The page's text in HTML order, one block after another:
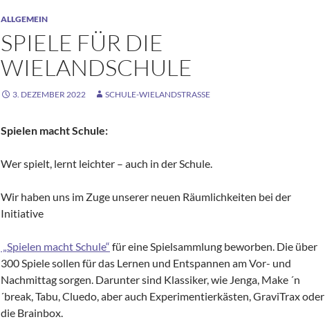
ALLGEMEIN
SPIELE FÜR DIE
WIELANDSCHULE
3. DEZEMBER 2022 SCHULE-WIELANDSTRASSE
Spielen macht Schule:
Wer spielt, lernt leichter – auch in der Schule.
Wir haben uns im Zuge unserer neuen Räumlichkeiten bei der
Initiative
„Spielen macht Schule“ für eine Spielsammlung beworben. Die über
300 Spiele sollen für das Lernen und Entspannen am Vor- und
Nachmittag sorgen. Darunter sind Klassiker, wie Jenga, Make ´n
´break, Tabu, Cluedo, aber auch Experimentierkästen, GraviTrax oder
die Brainbox.